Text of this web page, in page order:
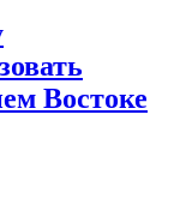
Востоке